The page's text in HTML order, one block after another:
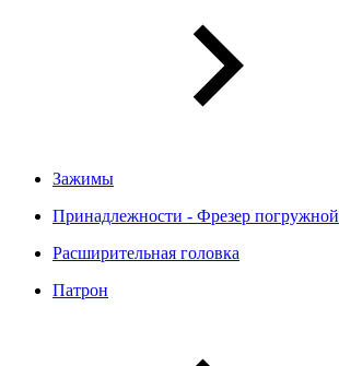
Зажимы
Принадлежности - Фрезер погружной
Расширительная головка
Патрон